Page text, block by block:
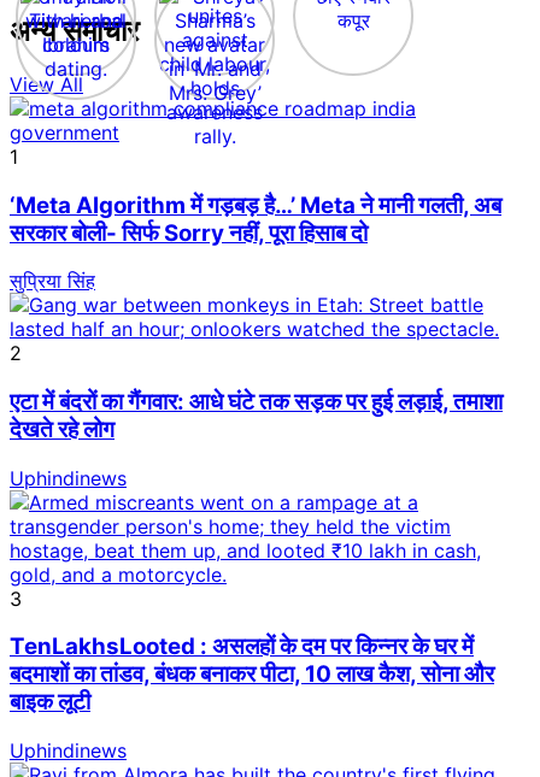
अन्य समाचार
View All
1
‘Meta Algorithm में गड़बड़ है…’ Meta ने मानी गलती, अब
सरकार बोली- सिर्फ Sorry नहीं, पूरा हिसाब दो
सुप्रिया सिंह
2
एटा में बंदरों का गैंगवार: आधे घंटे तक सड़क पर हुई लड़ाई, तमाशा
देखते रहे लोग
Uphindinews
3
TenLakhsLooted : असलहों के दम पर किन्नर के घर में
बदमाशों का तांडव, बंधक बनाकर पीटा, 10 लाख कैश, सोना और
बाइक लूटी
Uphindinews